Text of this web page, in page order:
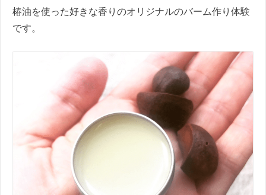
椿油を使った好きな香りのオリジナルのバーム作り体験
です。